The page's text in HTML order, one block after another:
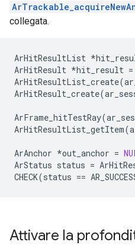
collegata.
ArHitResultList *
ArHitResult *hit_result =
ArHitResultList_create(
ArHitResult_create(
ArFrame_hitTestRay(
ArHitResultList_getItem(
ArAnchor *out_anchor =
ArStatus status =
CHECK(status ==
Attivare la